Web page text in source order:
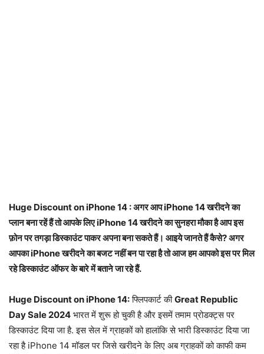
Huge Discount on iPhone 14 : अगर आप iPhone 14 खरीदने का
प्लान बना रहें हैं तो आपके लिए iPhone 14 खरीदने का सुनहरा मौका है आप इस
फ़ोन पर तगड़ा डिस्काउंट पाकर अपना बना सकते हैं। आइये जानते हैं कैसे? अगर
आपका iPhone खरीदने का बजट नहीं बन पा रहा है तो आज हम आपको इस पर मिल
रहे डिस्काउंट ऑफर के बारे में बताने जा रहे हैं.
Huge Discount on iPhone 14:फ्लिपकार्ट कीGreat Republic
Day Sale 2024 भारत में शुरू हो चुकी है और इसमें तमाम प्रोडक्ट्स पर
डिस्काउंट दिया जा है. इस सेल में ग्राहकों को हालांकि से भारी डिस्काउंट दिया जा
रहा है iPhone 14 मॉडल पर जिसे खरीदने के लिए अब ग्राहकों को काफी कम